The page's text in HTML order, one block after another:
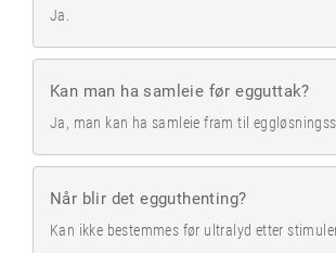
Ja.
Kan man ha samleie før egguttak?
Ja, man kan ha samleie fram til
Når blir det egguthenting?
Kan ikke bestemmes før ultralyd etter